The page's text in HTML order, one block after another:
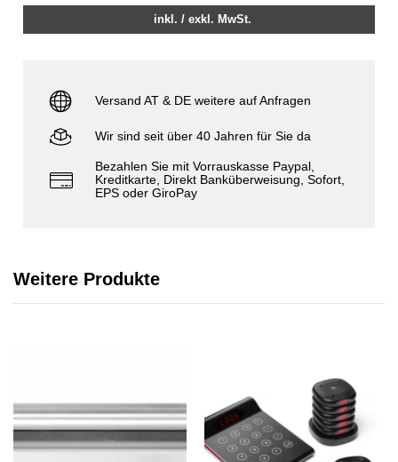
inkl. / exkl. MwSt.
Versand AT & DE weitere auf Anfragen
Wir sind seit über 40 Jahren für Sie da
Bezahlen Sie mit Vorrauskasse Paypal,
Kreditkarte, Direkt Banküberweisung, Sofort,
EPS oder GiroPay
Weitere Produkte